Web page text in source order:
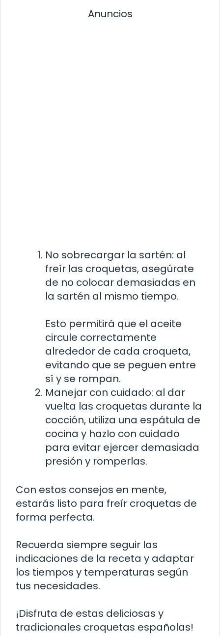
Anuncios
No sobrecargar la sartén: al
freír las croquetas, asegúrate
de no colocar demasiadas en
la sartén al mismo tiempo.
Esto permitirá que el aceite
circule correctamente
alrededor de cada croqueta,
evitando que se peguen entre
sí y se rompan.
Manejar con cuidado: al dar
vuelta las croquetas durante la
cocción, utiliza una espátula de
cocina y hazlo con cuidado
para evitar ejercer demasiada
presión y romperlas.
Con estos consejos en mente,
estarás listo para freír croquetas de
forma perfecta.
Recuerda siempre seguir las
indicaciones de la receta y adaptar
los tiempos y temperaturas según
tus necesidades.
¡Disfruta de estas deliciosas y
tradicionales croquetas españolas!